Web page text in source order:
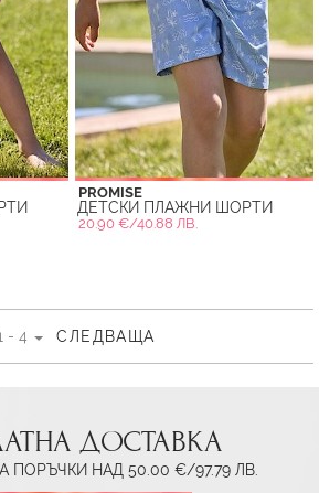
PROMISE
ДЕТСКИ ПЛАЖНИ ШОРТИ
20.90 €/40.88 ЛВ.
- 4 СЛЕДВАЩА
ДОСТАВКА
ПОРЪЧКИ НАД 50.00 €/97.79 ЛВ.